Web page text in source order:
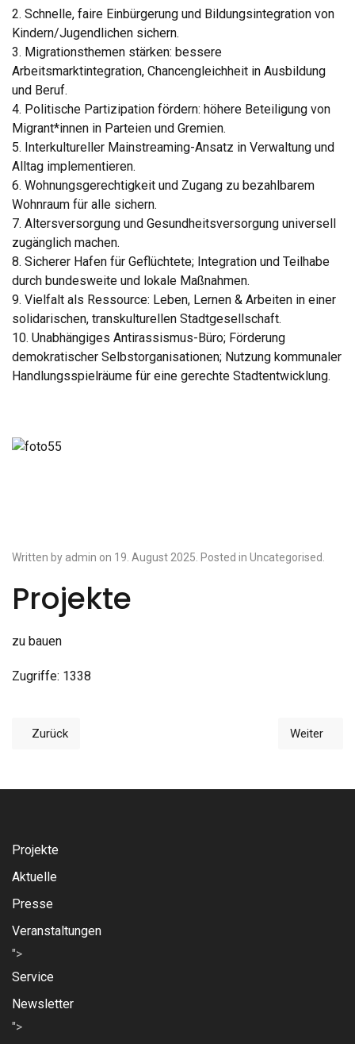
2. Schnelle, faire Einbürgerung und Bildungsintegration von
Kindern/Jugendlichen sichern.
3. Migrationsthemen stärken: bessere
Arbeitsmarktintegration, Chancengleichheit in Ausbildung
und Beruf.
4. Politische Partizipation fördern: höhere Beteiligung von
Migrant*innen in Parteien und Gremien.
5. Interkultureller Mainstreaming-Ansatz in Verwaltung und
Alltag implementieren.
6. Wohnungsgerechtigkeit und Zugang zu bezahlbarem
Wohnraum für alle sichern.
7. Altersversorgung und Gesundheitsversorgung universell
zugänglich machen.
8. Sicherer Hafen für Geflüchtete; Integration und Teilhabe
durch bundesweite und lokale Maßnahmen.
9. Vielfalt als Ressource: Leben, Lernen & Arbeiten in einer
solidarischen, transkulturellen Stadtgesellschaft.
10. Unabhängiges Antirassismus-Büro; Förderung
demokratischer Selbstorganisationen; Nutzung kommunaler
Handlungsspielräume für eine gerechte Stadtentwicklung.
Written by admin on 19. August 2025 . Posted in Uncategorised
Projekte
zu bauen
Zugriffe: 1338
Vorheriger Beitrag: Aktuelle
Zurück Weiter
Projekte
Aktuelle
Presse
Veranstaltungen
">
Service
Newsletter
">